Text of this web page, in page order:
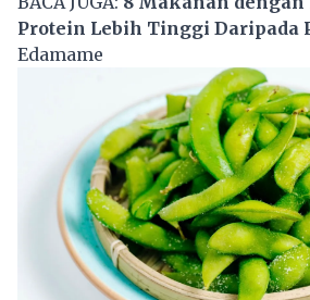
Protein Lebih Tinggi Daripada
Edamame